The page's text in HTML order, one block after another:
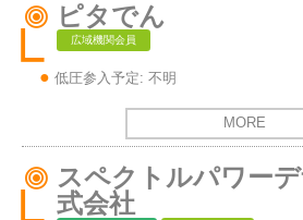
ピタでん
広域機関会員
低圧参入予定: 不明
MORE
スペクトルパワー
式会社